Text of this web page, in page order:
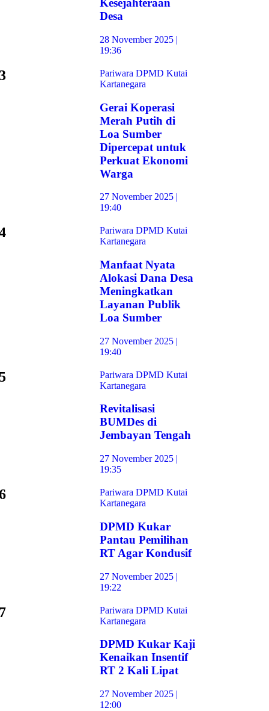
Kesejahteraan
Desa
28 November 2025 |
19:36
Pariwara DPMD Kutai
Kartanegara
Gerai Koperasi
Merah Putih di
Loa Sumber
Dipercepat untuk
Perkuat Ekonomi
Warga
27 November 2025 |
19:40
Pariwara DPMD Kutai
Kartanegara
Manfaat Nyata
Alokasi Dana Desa
Meningkatkan
Layanan Publik
Loa Sumber
27 November 2025 |
19:40
Pariwara DPMD Kutai
Kartanegara
Revitalisasi
BUMDes di
Jembayan Tengah
27 November 2025 |
19:35
Pariwara DPMD Kutai
Kartanegara
DPMD Kukar
Pantau Pemilihan
RT Agar Kondusif
27 November 2025 |
19:22
Pariwara DPMD Kutai
Kartanegara
DPMD Kukar Kaji
Kenaikan Insentif
RT 2 Kali Lipat
27 November 2025 |
12:00